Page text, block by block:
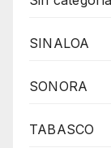
SINALOA
SONORA
TABASCO